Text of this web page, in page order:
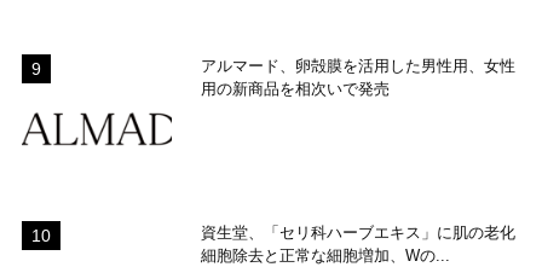
アルマード、卵殻膜を活用した男性用、女性
用の新商品を相次いで発売
資生堂、「セリ科ハーブエキス」に肌の老化
細胞除去と正常な細胞増加、Wの...